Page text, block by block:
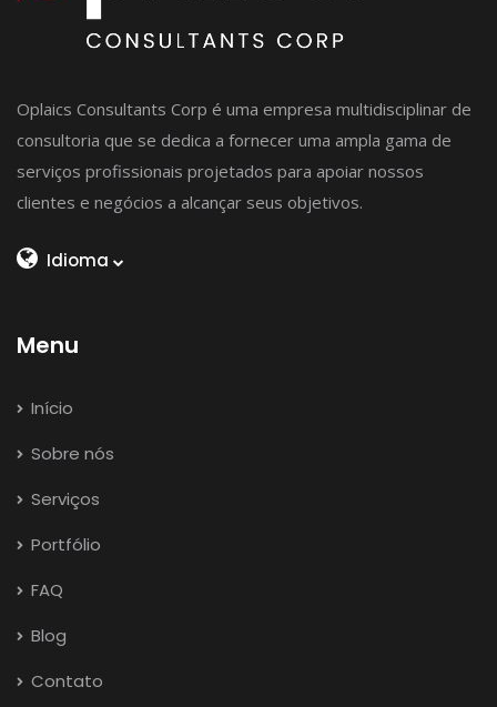
Oplaics Consultants Corp é uma empresa multidisciplinar de
consultoria que se dedica a fornecer uma ampla gama de
serviços profissionais projetados para apoiar nossos
clientes e negócios a alcançar seus objetivos.
Idioma
Menu
Início
Sobre nós
Serviços
Portfólio
FAQ
Blog
Contato